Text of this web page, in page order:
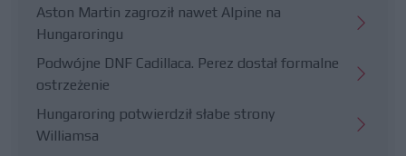
Aston Martin zagroził nawet Alpine na
Hungaroringu
Podwójne DNF Cadillaca. Perez dostał formalne
ostrzeżenie
Hungaroring potwierdził słabe strony
Williamsa